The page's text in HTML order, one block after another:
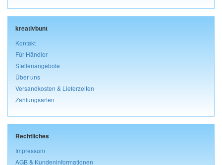
kreativbunt
Kontakt
Für Händler
Stellenangebote
Über uns
Versandkosten & Lieferzeiten
Zahlungsarten
Rechtliches
Impressum
AGB & Kundeninformationen